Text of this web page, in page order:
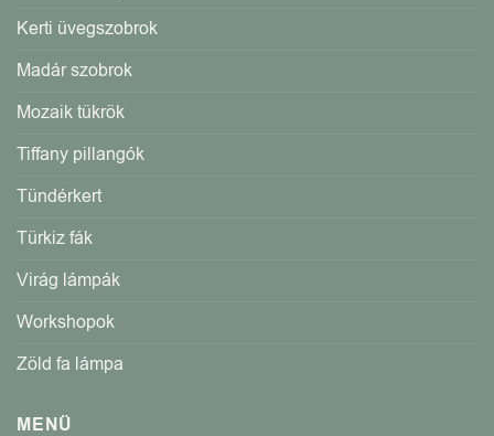
Kerti üvegszobrok
Madár szobrok
Mozaik tükrök
Tiffany pillangók
Tündérkert
Türkiz fák
Virág lámpák
Workshopok
Zöld fa lámpa
MENÜ